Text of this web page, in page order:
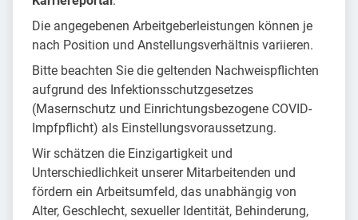
Die angegebenen Arbeitgeberleistungen können je
nach Position und Anstellungsverhältnis variieren.
Bitte beachten Sie die geltenden Nachweispflichten
aufgrund des Infektionsschutzgesetzes
(Masernschutz und Einrichtungsbezogene COVID-
Impfpflicht) als Einstellungsvoraussetzung.
Wir schätzen die Einzigartigkeit und
Unterschiedlichkeit unserer Mitarbeitenden und
fördern ein Arbeitsumfeld, das unabhängig von
Alter, Geschlecht, sexueller Identität, Behinderung,